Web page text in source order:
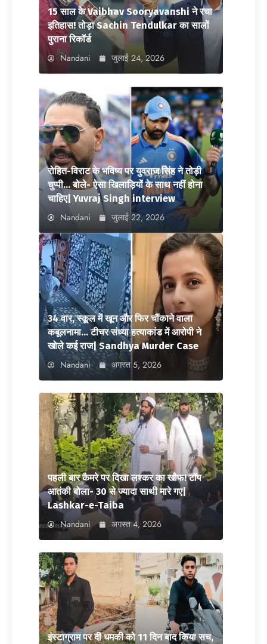
15 साल के Vaibhav Sooryavanshi ने रचा
इतिहास! तोड़ा Sachin Tendulkar का सालों
पुराना रिकॉर्ड
Nandani जुलाई 24, 2026
रोहित-विराट के भविष्य पर युवराज सिंह ने तोड़ी
चुप्पी… बोले- ऐसा खिलाड़ियों के साथ नहीं होना
चाहिए| Yuvraj Singh interview
Nandani जुलाई 22, 2026
34 वार, स्कूल में खून और फिर चौंकाने वाला
कबूलनामा… टीचर संध्या हत्याकांड में आरोपी ने
खोले कई राज| Sandhya Murder Case
Nandani अगस्त 5, 2026
पहली बार कैमरे पर दिखा लश्कर का खौफ! टॉप
आतंकी बोला- 30 से ज्यादा साथी मारे गए|
Lashkar-e-Taiba
Nandani अगस्त 4, 2026
इंस्टाग्राम पर दी धमकी को 11 दिन बाद किया सच,